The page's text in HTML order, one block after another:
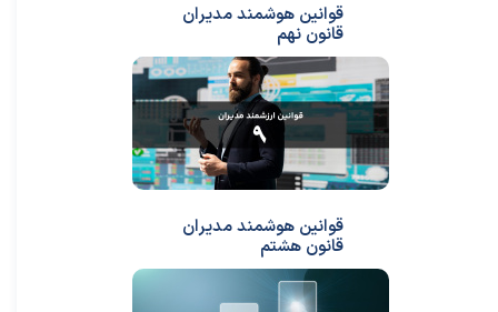
قوانین هوشمند مدیران
قانون نهم
قوانین هوشمند مدیران
قانون هشتم